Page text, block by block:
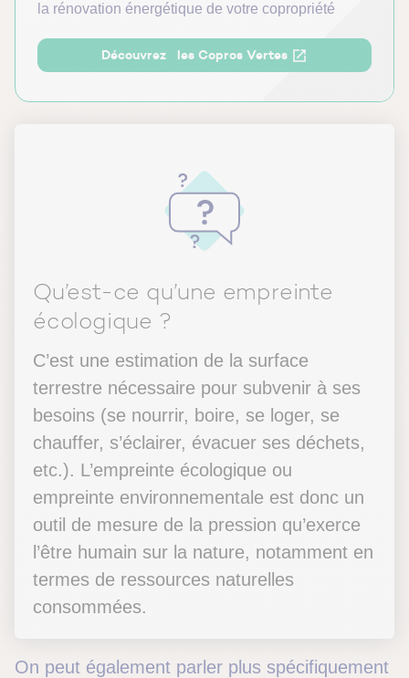
la rénovation énergétique de votre copropriété
Découvrez les Copros Vertes
Qu’est-ce qu’une empreinte
écologique ?
C’est une estimation de la surface
terrestre nécessaire pour subvenir à ses
besoins (se nourrir, boire, se loger, se
chauffer, s’éclairer, évacuer ses déchets,
etc.). L’empreinte écologique ou
empreinte environnementale est donc un
outil de mesure de la pression qu’exerce
l’être humain sur la nature, notamment en
termes de ressources naturelles
consommées.
On peut également parler plus spécifiquement